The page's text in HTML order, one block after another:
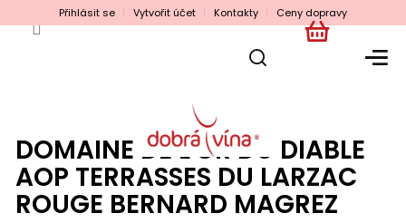
na
Přihlásit se Vytvořit účet Kontakty Ceny dopravy
NÁKUPNÍ
DOMAINE DE L'OR DU DIABLE
AOP TERRASSES DU LARZAC
ROUGE BERNARD MAGREZ